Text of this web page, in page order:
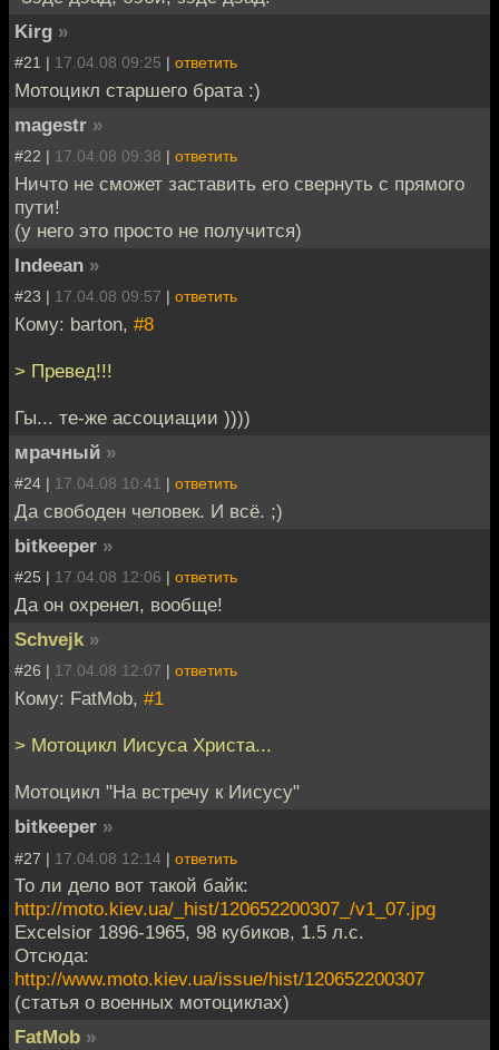
Kirg »
#21 | 17.04.08 09:25 | ответить
Мотоцикл старшего брата :)
magestr »
#22 | 17.04.08 09:38 | ответить
Ничто не сможет заставить его свернуть с прямого
пути!
(у него это просто не получится)
Indeean »
#23 | 17.04.08 09:57 | ответить
Кому: barton, #8
> Превед!!!
Гы... те-же ассоциации ))))
мрачный »
#24 | 17.04.08 10:41 | ответить
Да свободен человек. И всё. ;)
bitkeeper »
#25 | 17.04.08 12:06 | ответить
Да он охренел, вообще!
Schvejk »
#26 | 17.04.08 12:07 | ответить
Кому: FatMob, #1
> Мотоцикл Иисуса Христа...
Мотоцикл "На встречу к Иисусу"
bitkeeper »
#27 | 17.04.08 12:14 | ответить
То ли дело вот такой байк:
http://moto.kiev.ua/_hist/120652200307_/v1_07.jpg
Excelsior 1896-1965, 98 кубиков, 1.5 л.с.
Отсюда:
http://www.moto.kiev.ua/issue/hist/120652200307
(статья о военных мотоциклах)
FatMob »